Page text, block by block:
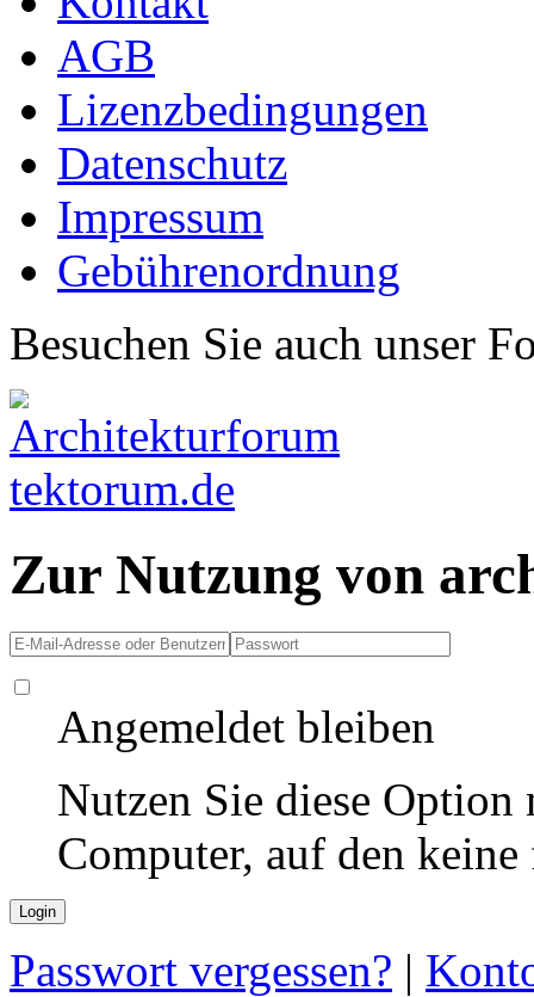
AGB
Lizenzbedingungen
Datenschutz
Impressum
Gebührenordnung
Besuchen Sie auch unser
Zur Nutzung von
Angemeldet bleiben
Nutzen Sie diese
Computer, auf den
Passwort vergessen? |